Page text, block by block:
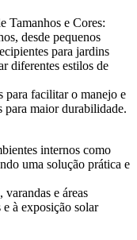
Tamanhos e Cores:
desde pequenos
para jardins
diferentes estilos de
para facilitar o manejo e
para maior durabilidade.
internos como
uma solução prática e
e áreas
e à exposição solar